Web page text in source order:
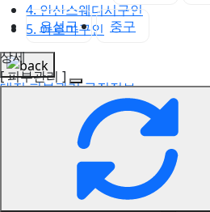
4. 안산스웨디시구인
5. 아로마구인
대전 피부관리 구직정보
유성구
중구
상세
[ 피부관리 ]